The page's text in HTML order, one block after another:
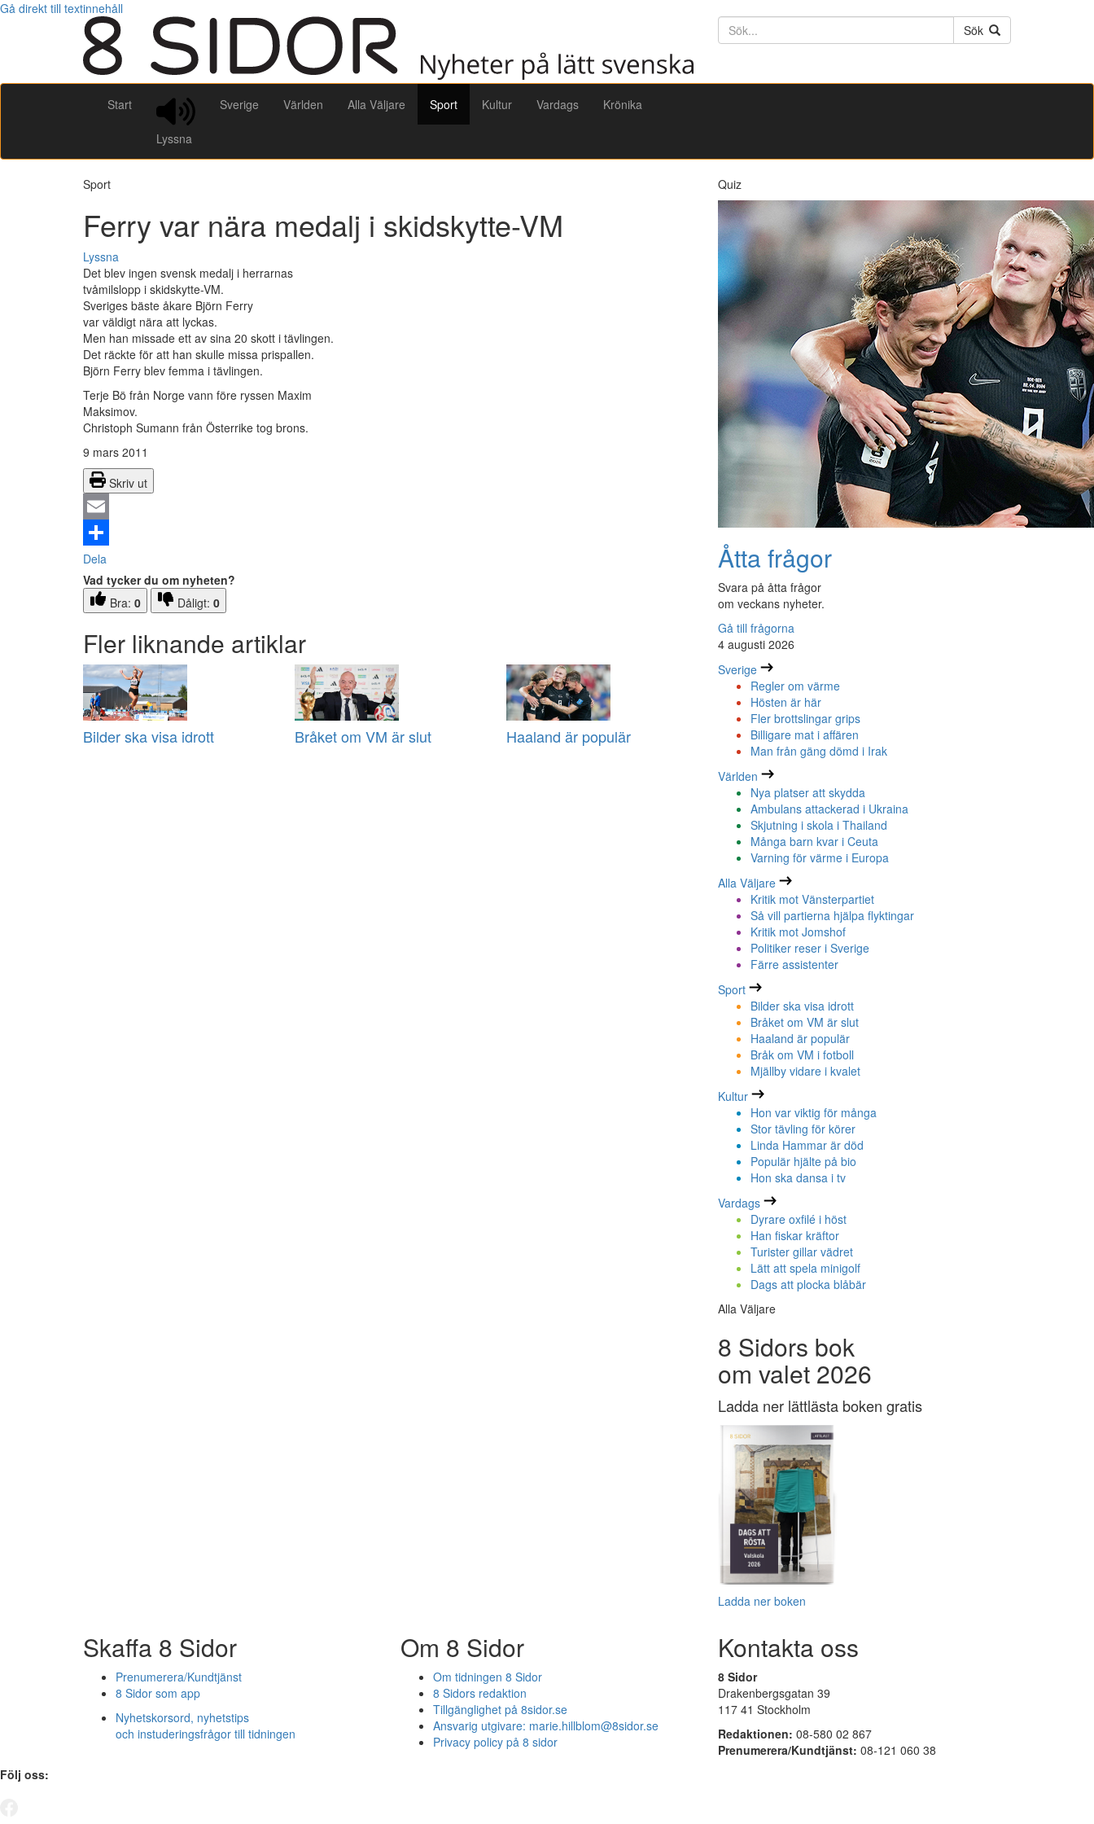
Gå direkt till textinnehåll
Söktext
Sök
Start
Lyssna
Sverige Världen Alla Väljare Sport Kultur Vardags Krönika
Sport
Ferry var nära medalj i skidskytte-VM
Lyssna
Det blev ingen svensk medalj i herrarnas
tvåmilslopp i skidskytte-VM.
Sveriges bäste åkare Björn Ferry
var väldigt nära att lyckas.
Men han missade ett av sina 20 skott i tävlingen.
Det räckte för att han skulle missa prispallen.
Björn Ferry blev femma i tävlingen.
Terje Bö från Norge vann före ryssen Maxim
Maksimov.
Christoph Sumann från Österrike tog brons.
9 mars 2011
Skriv ut
Email
Dela
Vad tycker du om nyheten?
Bra: 0 Dåligt: 0
Fler liknande artiklar
Bilder ska visa idrott Bråket om VM är slut Haaland är populär
Quiz
Åtta frågor
Svara på åtta frågor
om veckans nyheter.
Gå till frågorna
4 augusti 2026
Sverige
Regler om värme
Hösten är här
Fler brottslingar grips
Billigare mat i affären
Man från gäng dömd i Irak
Världen
Nya platser att skydda
Ambulans attackerad i Ukraina
Skjutning i skola i Thailand
Många barn kvar i Ceuta
Varning för värme i Europa
Alla Väljare
Kritik mot Vänsterpartiet
Så vill partierna hjälpa flyktingar
Kritik mot Jomshof
Politiker reser i Sverige
Färre assistenter
Sport
Bilder ska visa idrott
Bråket om VM är slut
Haaland är populär
Bråk om VM i fotboll
Mjällby vidare i kvalet
Kultur
Hon var viktig för många
Stor tävling för körer
Linda Hammar är död
Populär hjälte på bio
Hon ska dansa i tv
Vardags
Dyrare oxfilé i höst
Han fiskar kräftor
Turister gillar vädret
Lätt att spela minigolf
Dags att plocka blåbär
Alla Väljare
8 Sidors bok
om valet 2026
Ladda ner lättlästa boken gratis
Ladda ner boken
Skaffa 8 Sidor
Prenumerera/Kundtjänst
8 Sidor som app
Nyhetskorsord, nyhetstips
och instuderingsfrågor till tidningen
Om 8 Sidor
Om tidningen 8 Sidor
8 Sidors redaktion
Tillgänglighet på 8sidor.se
Ansvarig utgivare: marie.hillblom@8sidor.se
Privacy policy på 8 sidor
Kontakta oss
8 Sidor
Drakenbergsgatan 39
117 41 Stockholm
Redaktionen: 08-580 02 867
Prenumerera/Kundtjänst: 08-121 060 38
Följ oss: